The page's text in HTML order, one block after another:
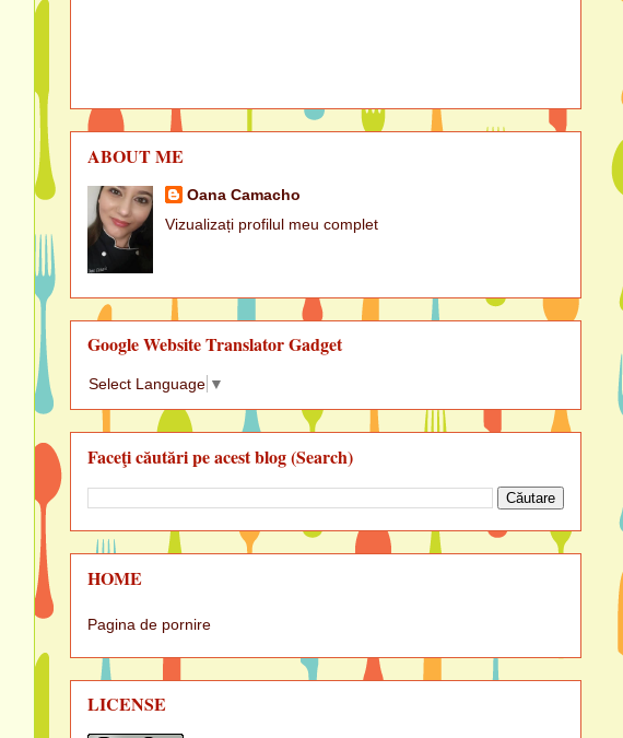
ABOUT ME
Oana Camacho
Vizualizați profilul meu complet
Google Website Translator Gadget
Select Language ▼
Faceţi căutări pe acest blog (Search)
HOME
Pagina de pornire
LICENSE